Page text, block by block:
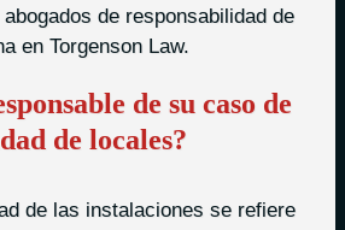
de responsabilidad de
en Torgenson Law.
de su caso de
de locales?
de las instalaciones se refiere